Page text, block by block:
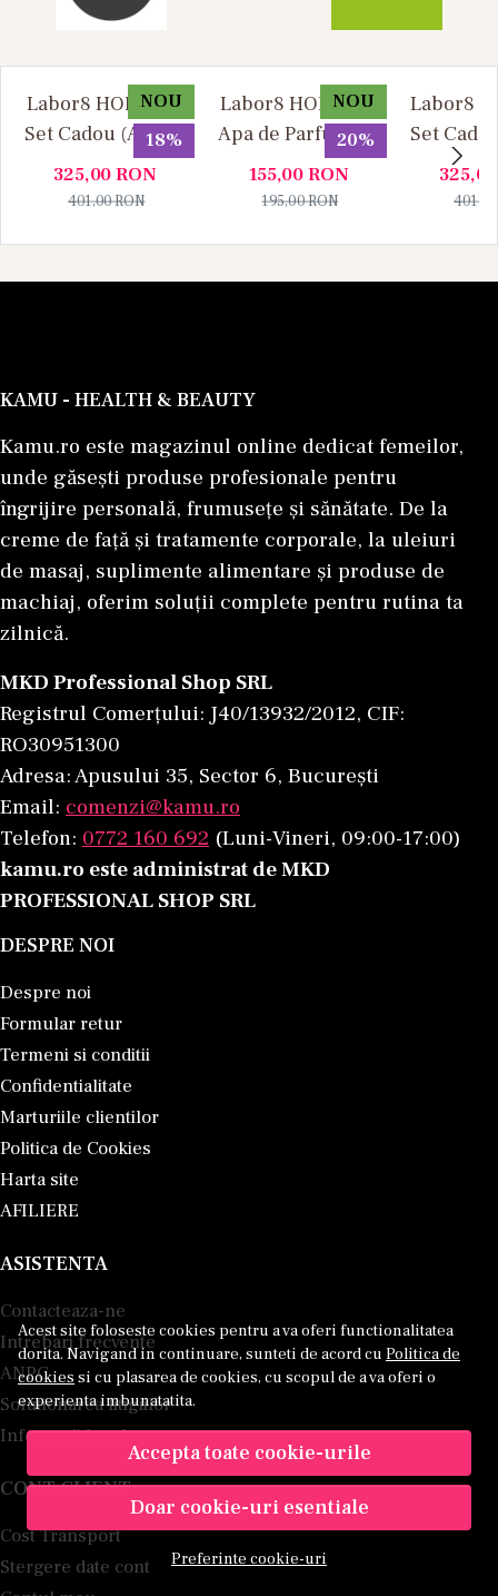
Acest site foloseste cookies pentru a va oferi functionalitatea
dorita. Navigand in continuare, sunteti de acord cu Politica de
cookies si cu plasarea de cookies, cu scopul de a va oferi o
experienta imbunatatita.
Accepta toate cookie-urile
Doar cookie-uri esentiale
Preferinte cookie-uri
NOU
18%
Labor8 HOD 881 -
Set Cadou (Apa de
Parfum 100 ml +
Apa de Parfum 10
325,00RON
401,00RON
NOU
20%
Labor8 HOD 881 -
Apa de Parfum, 30
ml, Unisex
155,00RON
195,00RON
Labor8
Set
Parfum
Apa de
KAMU - HEALTH & BEAUTY
Kamu.ro este magazinul online dedicat femeilor,
unde găsești produse profesionale pentru
îngrijire personală, frumusețe și sănătate. De la
creme de față și tratamente corporale, la uleiuri
de masaj, suplimente alimentare și produse de
machiaj, oferim soluții complete pentru rutina ta
zilnică.
MKD Professional Shop SRL
Registrul Comerțului: J40/13932/2012, CIF:
RO30951300
Adresa: Apusului 35, Sector 6, București
Email: comenzi@kamu.ro
Telefon: 0772 160 692 (Luni-Vineri, 09:00-17:00)
kamu.ro este administrat de MKD
PROFESSIONAL SHOP SRL
DESPRE NOI
Despre noi
Formular retur
Termeni si conditii
Confidentialitate
Marturiile clientilor
Politica de Cookies
Harta site
AFILIERE
ASISTENTA
Contacteaza-ne
Intrebari frecvente
ANPC
Solutionarea litigiilor
Informatii legale
CONT CLIENT
Cost Transport
Stergere date cont